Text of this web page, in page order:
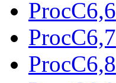
ProcC6,6
ProcC6,7
ProcC6,8